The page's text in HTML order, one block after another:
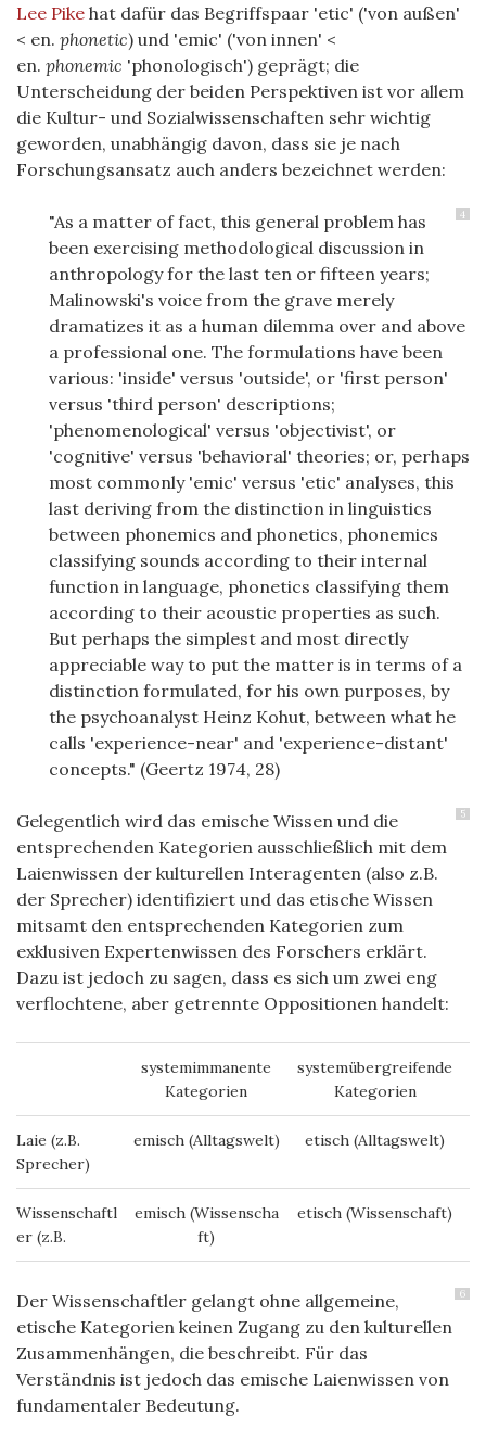
Lee Pike hat dafür das Begriffspaar 'etic' ('von außen'
< en. phonetic) und 'emic' ('von innen' <
en. phonemic 'phonologisch') geprägt; die
Unterscheidung der beiden Perspektiven ist vor allem
die Kultur- und Sozialwissenschaften sehr wichtig
geworden, unabhängig davon, dass sie je nach
Forschungsansatz auch anders bezeichnet werden:
4
"As a matter of fact, this general problem has
been exercising methodological discussion in
anthropology for the last ten or fifteen years;
Malinowski's voice from the grave merely
dramatizes it as a human dilemma over and above
a professional one. The formulations have been
various: 'inside' versus 'outside', or 'first person'
versus 'third person' descriptions;
'phenomenological' versus 'objectivist', or
'cognitive' versus 'behavioral' theories; or, perhaps
most commonly 'emic' versus 'etic' analyses, this
last deriving from the distinction in linguistics
between phonemics and phonetics, phonemics
classifying sounds according to their internal
function in language, phonetics classifying them
according to their acoustic properties as such.
But perhaps the simplest and most directly
appreciable way to put the matter is in terms of a
distinction formulated, for his own purposes, by
the psychoanalyst Heinz Kohut, between what he
calls 'experience-near' and 'experience-distant'
concepts." (Geertz 1974, 28)
5
Gelegentlich wird das emische Wissen und die
entsprechenden Kategorien ausschließlich mit dem
Laienwissen der kulturellen Interagenten (also z.B.
der Sprecher) identifiziert und das etische Wissen
mitsamt den entsprechenden Kategorien zum
exklusiven Expertenwissen des Forschers erklärt.
Dazu ist jedoch zu sagen, dass es sich um zwei eng
verflochtene, aber getrennte Oppositionen handelt:
systemimmanente
Kategorien
systemübergreifende
Kategorien
Laie (z.B.
Sprecher)
emisch (Alltagswelt) etisch (Alltagswelt)
Wissenschaftl
er (z.B.
emisch (Wissenscha
ft)
etisch (Wissenschaft)
6
Der Wissenschaftler gelangt ohne allgemeine,
etische Kategorien keinen Zugang zu den kulturellen
Zusammenhängen, die beschreibt. Für das
Verständnis ist jedoch das emische Laienwissen von
fundamentaler Bedeutung.